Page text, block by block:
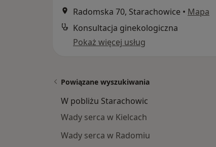
Radomska 70, Starachowice • Mapa
Konsultacja ginekologiczna
Pokaż więcej usług
Powiązane wyszukiwania
W pobliżu Starachowic
Wady serca w Kielcach
Wady serca w Radomiu